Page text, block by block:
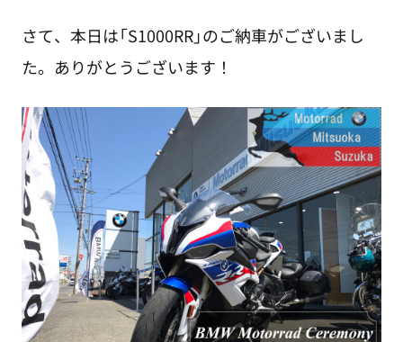
さて、本日は「S1000RR」のご納車がございまし
た。ありがとうございます！